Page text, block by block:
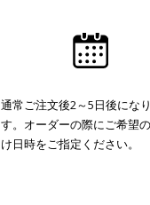
通常ご注文後2～5日後にな
す。オーダーの際にご希望
け日時をご指定ください。